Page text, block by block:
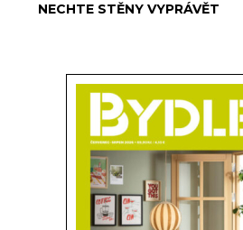
NECHTE STĚNY VYPRÁVĚT